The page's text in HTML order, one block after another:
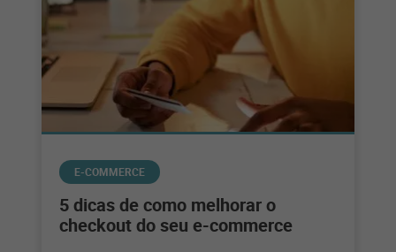
E-COMMERCE
5 dicas de como melhorar o
checkout do seu e-commerce